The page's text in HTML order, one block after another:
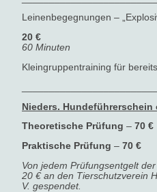
Leinenbegegnungen –
20 €
60 Minuten
Kleingruppentraining für
Nieders. Hundeführerschein
Theoretische Prüfung – 70 €
Praktische Prüfung – 70 €
Von jedem Prüfungsentgelt
20 € an den Tierschutzverein
V. gespendet.